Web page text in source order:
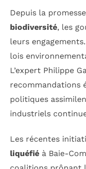
Depuis la
biodiversité, les
leurs
lois
L’expert Philippe
recommandations
politiques
industriels
Les récentes
liquéfié à Baie-